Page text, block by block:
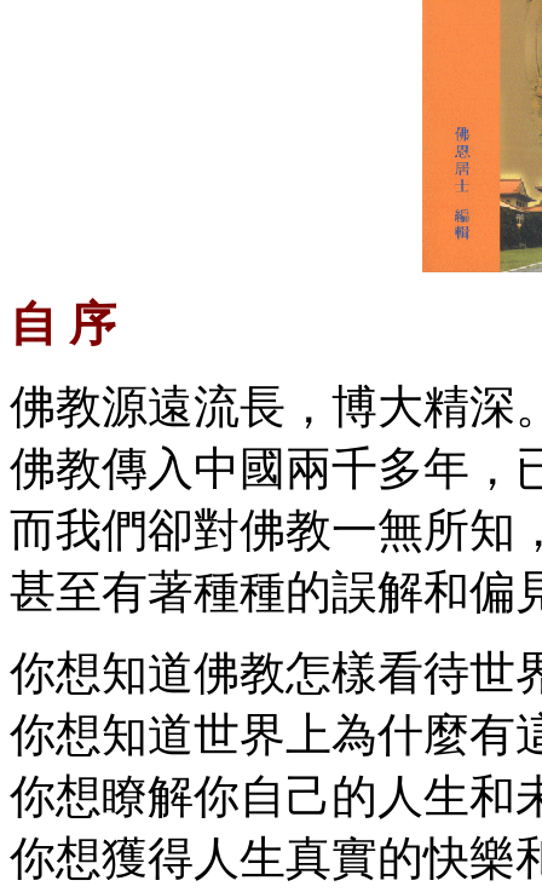
自 序
佛教源遠流長，博大精深
佛教傳入中國兩千多年，
而我們卻對佛教一無所知
甚至有著種種的誤解和偏
你想知道佛教怎樣看待世
你想知道世界上為什麼有
你想瞭解你自己的人生和
你想獲得人生真實的快樂